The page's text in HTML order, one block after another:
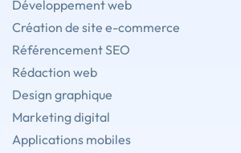
Développement web
Création de site e-commerce
Référencement SEO
Rédaction web
Design graphique
Marketing digital
Applications mobiles